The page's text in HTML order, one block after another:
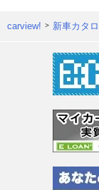
carview! 新車カタ